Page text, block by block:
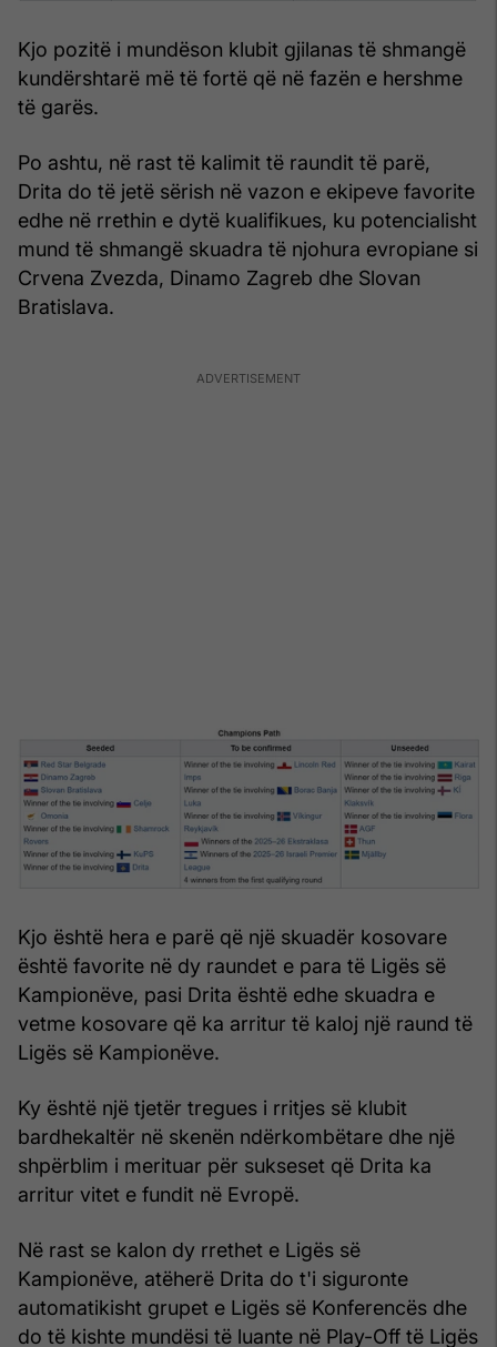
Kjo pozitë i mundëson klubit gjilanas të shmangë
kundërshtarë më të fortë që në fazën e hershme
të garës.
Po ashtu, në rast të kalimit të raundit të parë,
Drita do të jetë sërish në vazon e ekipeve favorite
edhe në rrethin e dytë kualifikues, ku potencialisht
mund të shmangë skuadra të njohura evropiane si
Crvena Zvezda, Dinamo Zagreb dhe Slovan
Bratislava.
Kjo është hera e parë që një skuadër kosovare
është favorite në dy raundet e para të Ligës së
Kampionëve, pasi Drita është edhe skuadra e
vetme kosovare që ka arritur të kaloj një raund të
Ligës së Kampionëve.
Ky është një tjetër tregues i rritjes së klubit
bardhekaltër në skenën ndërkombëtare dhe një
shpërblim i merituar për sukseset që Drita ka
arritur vitet e fundit në Evropë.
Në rast se kalon dy rrethet e Ligës së
Kampionëve, atëherë Drita do t'i siguronte
automatikisht grupet e Ligës së Konferencës dhe
do të kishte mundësi të luante në Play-Off të Ligës